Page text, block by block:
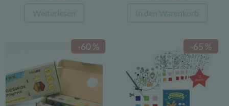
Preis
war:
Preis
ist:
Weiterlesen
Preis
war:
Preis
ist:
In den Warenkorb
-60 % -65 %